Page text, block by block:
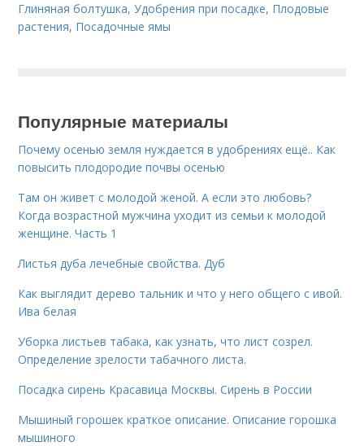
Глиняная болтушка,Удобрения при посадке, Плодовые
растения, Посадочные ямы
Популярные материалы
Почему осенью земля нуждается в удобрениях ещё.. Как
повысить плодородие почвы осенью
Там он живет с молодой женой. А если это любовь?
Когда возрастной мужчина уходит из семьи к молодой
женщине. Часть 1
Листья дуба лечебные свойства. Дуб
Как выглядит дерево тальник и что у него общего с ивой.
Ива белая
Уборка листьев табака, как узнать, что лист созрел.
Определение зрелости табачного листа.
Посадка сирень Красавица Москвы. Сирень в России
Мышиный горошек краткое описание. Описание горошка
мышиного